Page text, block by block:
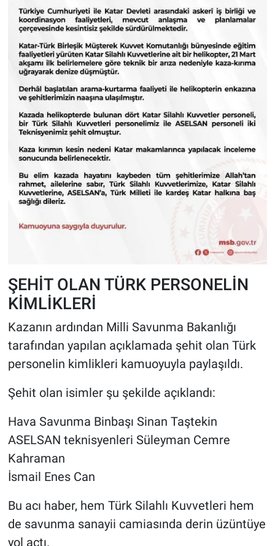
ŞEHİT OLAN TÜRK PERSONELİN
KİMLİKLERİ
Kazanın ardından Milli Savunma Bakanlığı
tarafından yapılan açıklamada şehit olan Türk
personelin kimlikleri kamuoyuyla paylaşıldı.
Şehit olan isimler şu şekilde açıklandı:
Hava Savunma Binbaşı Sinan Taştekin
ASELSAN teknisyenleri Süleyman Cemre
Kahraman
İsmail Enes Can
Bu acı haber, hem Türk Silahlı Kuvvetleri hem
de savunma sanayii camiasında derin üzüntüye
yol açtı.